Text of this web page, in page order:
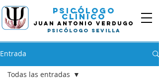
Psicólogo
Clínico
Juan Antonio Verdugo
Psicólogo Sevilla
Entrada
Todas las entradas